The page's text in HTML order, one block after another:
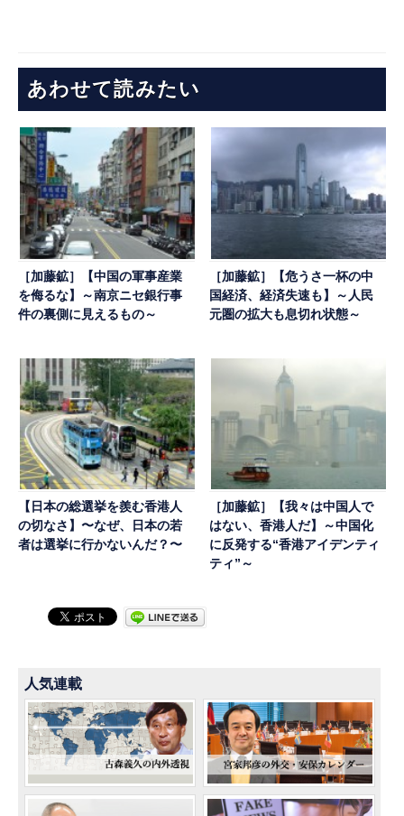
あわせて読みたい
［加藤鉱］【中国の軍事産業
を侮るな】～南京ニセ銀行事
件の裏側に見えるもの～
［加藤鉱］【危うさ一杯の中
国経済、経済失速も】～人民
元圏の拡大も息切れ状態～
【日本の総選挙を羨む香港人
の切なさ】〜なぜ、日本の若
者は選挙に行かないんだ？〜
［加藤鉱］【我々は中国人で
はない、香港人だ】～中国化
に反発する“香港アイデンティ
ティ”～
人気連載